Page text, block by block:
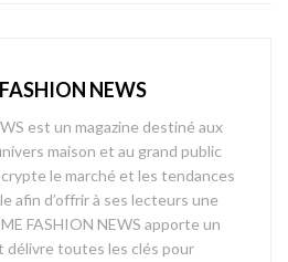
NEWS
est un magazine destiné aux
maison et au grand public
le marché et les tendances
afin d’offrir à ses lecteurs une
FASHION NEWS apporte un
délivre toutes les clés pour